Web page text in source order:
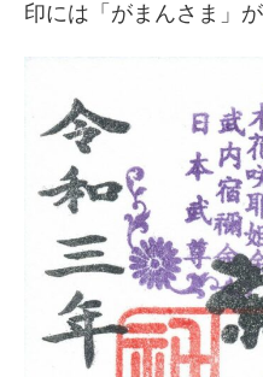
印には「がまんさま」